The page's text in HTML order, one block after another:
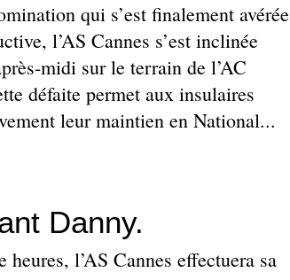
qui s’est finalement avérée
l’AS Cannes s’est inclinée
midi sur le terrain de l’AC
défaite permet aux insulaires
leur maintien en National...
Danny.
l’AS Cannes effectuera sa